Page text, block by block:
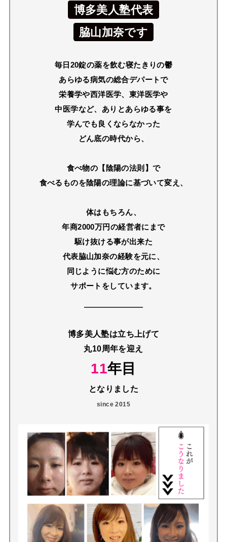
博多美人塾代表
脇山加奈です
毎日20錠の薬を飲む寝たきりの鬱
あらゆる病気の総合デパートで
栄養学や西洋医学、東洋医学や
中医学など、ありとあらゆる事を
学んでも良くならなかった
どん底の時代から、
食べ物の【陰陽の法則】で
食べるものを陰陽の理論に基づいて変え、
体はもちろん、
年商2000万円の経営者にまで
駆け抜ける事が出来た
代表脇山加奈の経験を元に、
同じように悩む方のために
サポートをしています。
博多美人塾は立ち上げて
丸10周年を迎え
11年目
となりました
since 2015